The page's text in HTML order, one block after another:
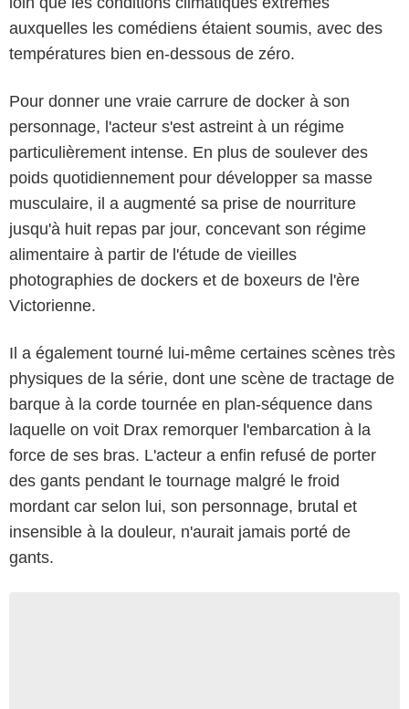
auxquelles les comédiens étaient soumis, avec des
températures bien en-dessous de zéro.
Pour donner une vraie carrure de docker à son
personnage, l'acteur s'est astreint à un régime
particulièrement intense. En plus de soulever des
poids quotidiennement pour développer sa masse
musculaire, il a augmenté sa prise de nourriture
jusqu'à huit repas par jour, concevant son régime
alimentaire à partir de l'étude de vieilles
photographies de dockers et de boxeurs de l'ère
Victorienne.
Il a également tourné lui-même certaines scènes très
physiques de la série, dont une scène de tractage de
barque à la corde tournée en plan-séquence dans
laquelle on voit Drax remorquer l'embarcation à la
force de ses bras. L'acteur a enfin refusé de porter
des gants pendant le tournage malgré le froid
mordant car selon lui, son personnage, brutal et
insensible à la douleur, n'aurait jamais porté de
gants.